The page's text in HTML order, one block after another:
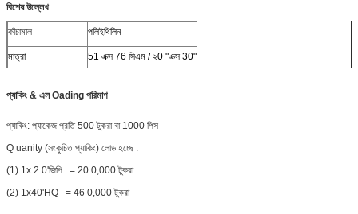
বিশেষ উল্লেখ
কাঁচামাল পলিইথিলিন
মাত্রা 51 এক্স 76 সিএম / ২0 "এক্স 30"
শীর্ষ
শীতল
পাদ তাপ সীলমোহর
পরীক্ষামূলক প্যাকিং পরে 1 মিটার জাম্পিং
SWL ২0 কেজি
প্যাকিং & এল Oading পরিমাণ
প্যাকিং: প্যাকেজ প্রতি 500 টুকরা বা 1000 পিস
Q uanity (সংকুচিত প্যাকিং) লোড হচ্ছে :
(1) 1x 2 0'জিপি = 20 0,000 টুকরা
(2) 1x40'HQ
= 46 0,000 টুকরা